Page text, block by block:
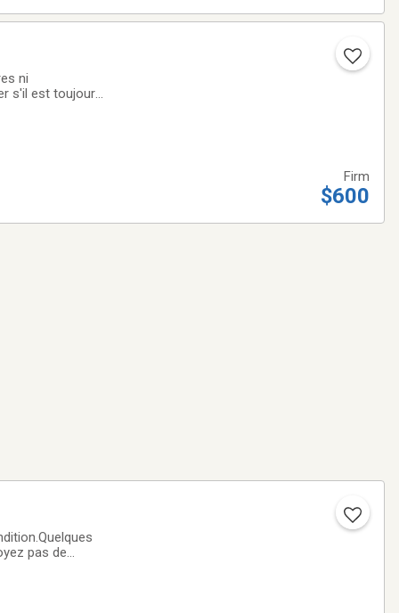
ni
s'il est toujours
Firm
$600
pas de